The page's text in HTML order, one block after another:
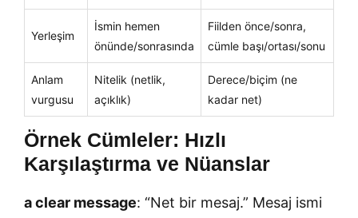
Yerleşim
İsmin hemen
önünde/sonrasında
Fiilden önce/sonra,
cümle başı/ortası/sonu
Anlam
vurgusu
Nitelik (netlik,
açıklık)
Derece/biçim (ne
kadar net)
Örnek Cümleler: Hızlı
Karşılaştırma ve Nüanslar
a clear message: “Net bir mesaj.” Mesaj ismi